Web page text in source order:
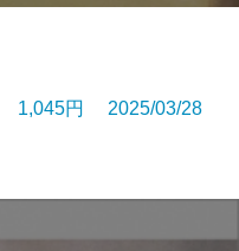
1,045円 2025/03/28